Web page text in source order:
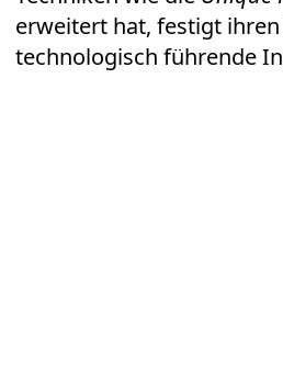
erweitert hat, festigt ihren
technologisch führende